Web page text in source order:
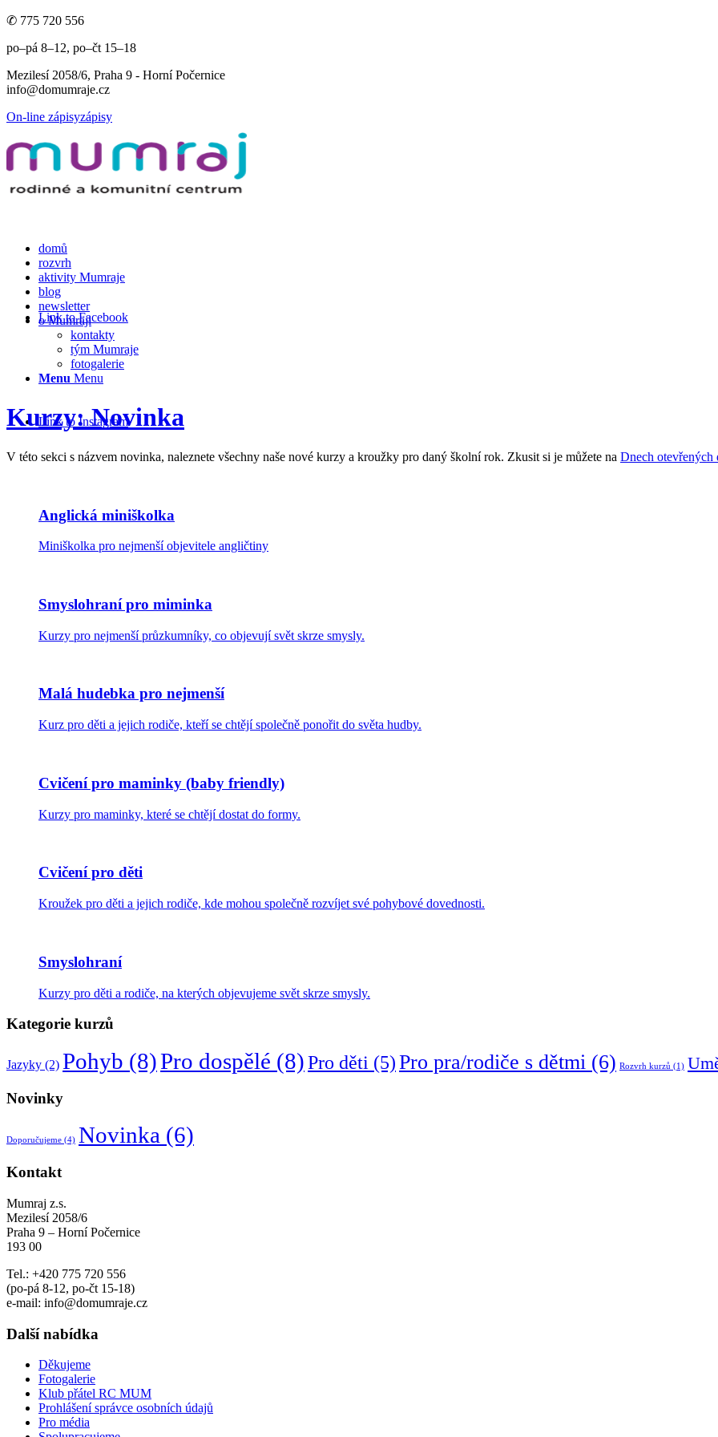
✆ 775 720 556
po–pá 8–12, po–čt 15–18
Mezilesí 2058/6, Praha 9 - Horní Počernice
info@domumraje.cz
On-line zápisyzápisy
Link to Facebook
Link to Instagram
domů
rozvrh
aktivity Mumraje
blog
newsletter
o Mumraji
kontakty
tým Mumraje
fotogalerie
Menu Menu
Kurzy: Novinka
V této sekci s názvem novinka, naleznete všechny naše nové kurzy a kroužky pro daný školní rok. Zkusit si je můžete na Dnech otevřených
Anglická miniškolka
Miniškolka pro nejmenší objevitele angličtiny
Smyslohraní pro miminka
Kurzy pro nejmenší průzkumníky, co objevují svět skrze smysly.
Malá hudebka pro nejmenší
Kurz pro děti a jejich rodiče, kteří se chtějí společně ponořit do světa hudby.
Cvičení pro maminky (baby friendly)
Kurzy pro maminky, které se chtějí dostat do formy.
Cvičení pro děti
Kroužek pro děti a jejich rodiče, kde mohou společně rozvíjet své pohybové dovednosti.
Smyslohraní
Kurzy pro děti a rodiče, na kterých objevujeme svět skrze smysly.
Kategorie kurzů
Jazyky (2) Pohyb (8)Pro dospělé (8)Pro děti (5)Pro pra/rodiče s dětmi (6) Rozvrh kurzů (1)
Novinky
Doporučujeme (4) Novinka (6)
Kontakt
Mumraj z.s.
Mezilesí 2058/6
Praha 9 – Horní Počernice
193 00
Tel.: +420 775 720 556
(po-pá 8-12, po-čt 15-18)
e-mail: info@domumraje.cz
Další nabídka
Děkujeme
Fotogalerie
Klub přátel RC MUM
Prohlášení správce osobních údajů
Pro média